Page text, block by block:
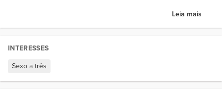
Leia mais
INTERESSES
Sexo a três